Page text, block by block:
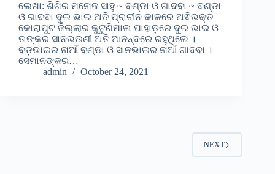
ଲେଖା: ଶିଶିର ମନୋଜ ସାହୁ ~ ବଣ୍ଡା ଓ ଗାଦବା ~ ବଣ୍ଡା
ଓ ଗାଦବା ଦୁଇ ଭାଇ ଅତି ପ୍ରାଚୀନ କାଳରେ ଅଵିଭକ୍ତ
କୋରାପୁଟ ଜିଲ୍ଲାର କୁଟୁଣିମାଳା ପାହାଡ଼ରେ ଦୁଇ ଭାଇ ଓ
ତାଙ୍କର ସାନଭଉଣୀ ଅତି ଆନନ୍ଦରେ ରହୁଥିଲେ ।
ବଡ଼ଭାଇର ନାଆଁ ବଣ୍ଡା ଓ ସାନଭାଇର ନାଆଁ ଗାଦବା ।
ସେମାନଙ୍କର…
admin
October 24, 2021
NEXT